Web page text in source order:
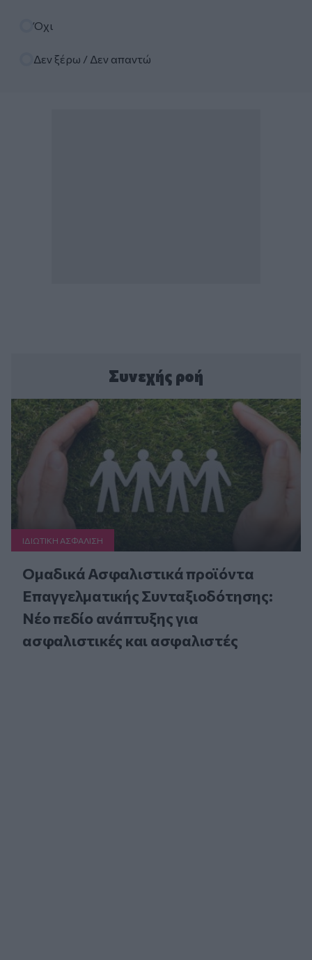
Όχι
Δεν ξέρω / Δεν απαντώ
Συνεχής ροή
ΙΔΙΩΤΙΚΗ ΑΣΦAΛΙΣΗ
Ομαδικά Ασφαλιστικά προϊόντα
Επαγγελματικής Συνταξιοδότησης:
Νέο πεδίο ανάπτυξης για
ασφαλιστικές και ασφαλιστές